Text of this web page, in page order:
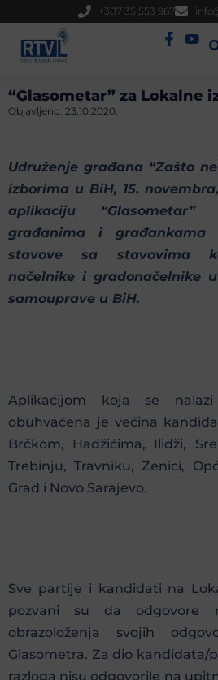
+387 35 553 967
“Glasometar” za Lokalne
Objavljeno: 23.10.2020.
Udruženje građana “Zašto
izborima u BiH, 15.
aplikaciju “Glasometar”
građanima i građankama
stavove sa stavovima
načelnike i gradonačelnike
samouprave u BiH.
Aplikacijom koja se
obuhvaćena je većina
Brčkom, Hadžićima, Ilidži,
Trebinju, Travniku, Zenici,
Grad i Novo Sarajevo.
Sve partije i kandidati na
pozvani su da
obrazoloženja svojih
Glasometra. Za dio kandidata/
razloga nisu odgovorile na